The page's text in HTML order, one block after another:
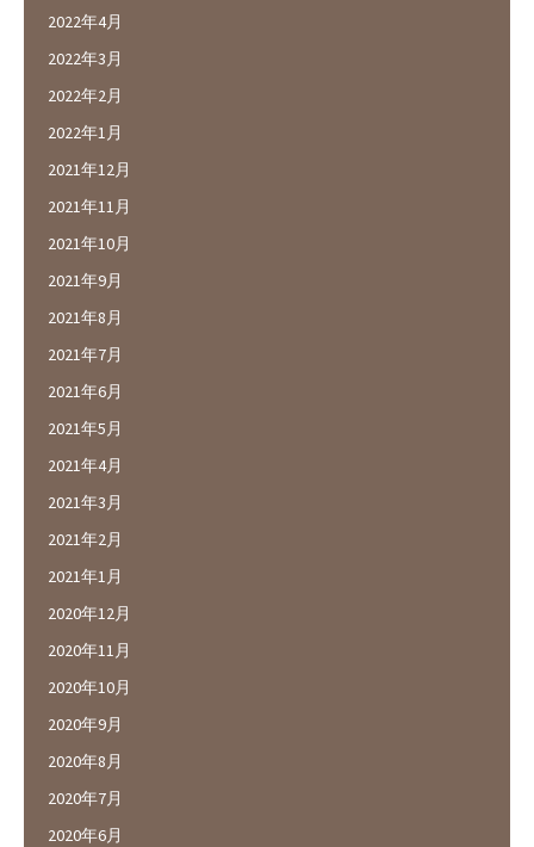
2022年4月
2022年3月
2022年2月
2022年1月
2021年12月
2021年11月
2021年10月
2021年9月
2021年8月
2021年7月
2021年6月
2021年5月
2021年4月
2021年3月
2021年2月
2021年1月
2020年12月
2020年11月
2020年10月
2020年9月
2020年8月
2020年7月
2020年6月